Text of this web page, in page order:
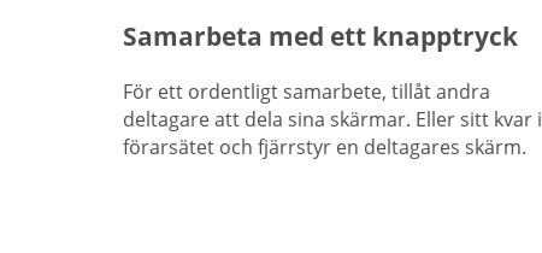
Samarbeta med ett knapptryck
För ett ordentligt samarbete, tillåt andra
deltagare att dela sina skärmar. Eller sitt kvar i
förarsätet och fjärrstyr en deltagares skärm.